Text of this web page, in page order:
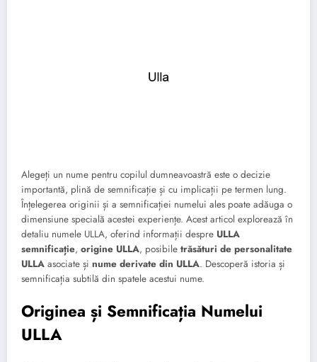
Alegeți un nume pentru copilul dumneavoastră este o decizie
importantă, plină de semnificație și cu implicații pe termen lung.
Înțelegerea originii și a semnificației numelui ales poate adăuga o
dimensiune specială acestei experiențe. Acest articol explorează în
detaliu numele ULLA, oferind informații despre ULLA
semnificație, origine ULLA, posibile trăsături de personalitate
ULLA asociate și nume derivate din ULLA. Descoperă istoria și
semnificația subtilă din spatele acestui nume.
Originea și Semnificația Numelui
ULLA